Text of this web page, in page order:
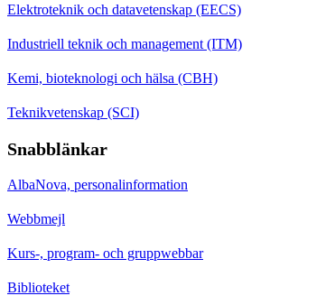
Elektroteknik och datavetenskap (EECS)
Industriell teknik och management (ITM)
Kemi, bioteknologi och hälsa (CBH)
Teknikvetenskap (SCI)
Snabblänkar
AlbaNova, personalinformation
Webbmejl
Kurs-, program- och gruppwebbar
Biblioteket